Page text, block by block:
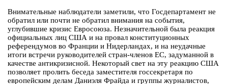
Внимательные наблюдатели заметили, что Госдепартамент не
обратил или почти не обратил внимания на события,
углубившие кризис Евросоюза. Незначительной была реакция
официальных лиц США и на провал конституционных
референдумов во Франции и Нидерландах, и на неудачные
итоги встречи руководителей стран-членов ЕС, задуманной в
качестве антикризисной. Некоторый свет на эту реакцию США
позволяет пролить беседа заместителя госсекретаря по
европейским делам Даниэля Фрайда и группы журналистов,